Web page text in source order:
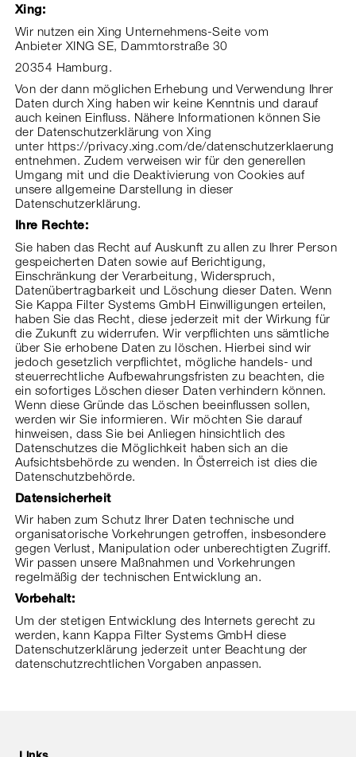
Xing:
Wir nutzen ein Xing Unternehmens-Seite vom
Anbieter XING SE, Dammtorstraße 30
20354 Hamburg.
Von der dann möglichen Erhebung und Verwendung Ihrer
Daten durch Xing haben wir keine Kenntnis und darauf
auch keinen Einfluss. Nähere Informationen können Sie
der Datenschutzerklärung von Xing
unter https://privacy.xing.com/de/datenschutzerklaerung
entnehmen. Zudem verweisen wir für den generellen
Umgang mit und die Deaktivierung von Cookies auf
unsere allgemeine Darstellung in dieser
Datenschutzerklärung.
Ihre Rechte:
Sie haben das Recht auf Auskunft zu allen zu Ihrer Person
gespeicherten Daten sowie auf Berichtigung,
Einschränkung der Verarbeitung, Widerspruch,
Datenübertragbarkeit und Löschung dieser Daten. Wenn
Sie Kappa Filter Systems GmbH Einwilligungen erteilen,
haben Sie das Recht, diese jederzeit mit der Wirkung für
die Zukunft zu widerrufen. Wir verpflichten uns sämtliche
über Sie erhobene Daten zu löschen. Hierbei sind wir
jedoch gesetzlich verpflichtet, mögliche handels- und
steuerrechtliche Aufbewahrungsfristen zu beachten, die
ein sofortiges Löschen dieser Daten verhindern können.
Wenn diese Gründe das Löschen beeinflussen sollen,
werden wir Sie informieren. Wir möchten Sie darauf
hinweisen, dass Sie bei Anliegen hinsichtlich des
Datenschutzes die Möglichkeit haben sich an die
Aufsichtsbehörde zu wenden. In Österreich ist dies die
Datenschutzbehörde.
Datensicherheit
Wir haben zum Schutz Ihrer Daten technische und
organisatorische Vorkehrungen getroffen, insbesondere
gegen Verlust, Manipulation oder unberechtigten Zugriff.
Wir passen unsere Maßnahmen und Vorkehrungen
regelmäßig der technischen Entwicklung an.
Vorbehalt:
Um der stetigen Entwicklung des Internets gerecht zu
werden, kann Kappa Filter Systems GmbH diese
Datenschutzerklärung jederzeit unter Beachtung der
datenschutzrechtlichen Vorgaben anpassen.